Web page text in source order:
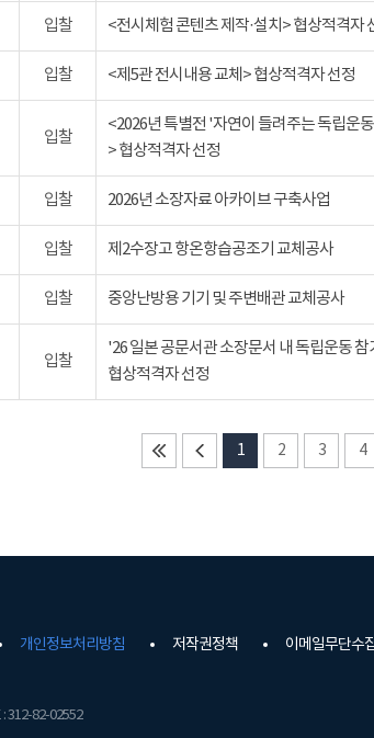
입찰 <전시체험 콘텐츠 제작·설치> 협상적격자
입찰 <제5관 전시내용 교체> 협상적격자 선정
입찰
<2026년 특별전 '자연이 들려주는 독립운
> 협상적격자 선정
입찰 2026년 소장자료 아카이브 구축사업
입찰 제2수장고 항온항습공조기 교체공사
입찰 중앙난방용 기기 및 주변배관 교체공사
입찰
'26 일본 공문서관 소장문서 내 독립운동
협상적격자 선정
1 2 3 4
개인정보처리방침 저작권정책 이메일무단수
312-82-02552